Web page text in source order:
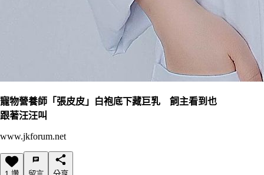
寵物營養師「張皮皮」白袍底下藏巨乳 飼主看到也
跟著汪汪叫
www.jkforum.net